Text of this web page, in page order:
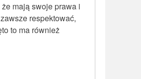
mają swoje prawa i
respektować,
to ma również